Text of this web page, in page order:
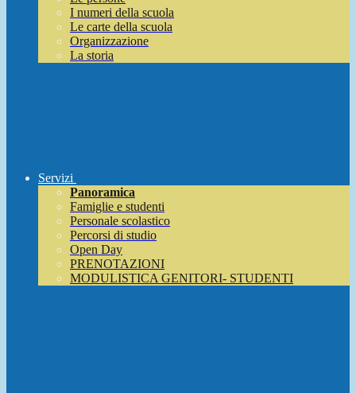
I numeri della scuola
Le carte della scuola
Organizzazione
La storia
Servizi
Panoramica
Famiglie e studenti
Personale scolastico
Percorsi di studio
Open Day
PRENOTAZIONI
MODULISTICA GENITORI- STUDENTI